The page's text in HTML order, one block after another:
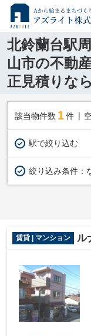
北鈴蘭台駅
山市の不動
正見積りな
該当物件数 1件
駅で絞り込む
絞り込み条件：
賃貸 | マンション ル